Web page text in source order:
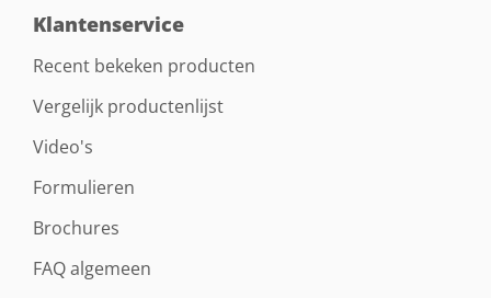
Klantenservice
Recent bekeken producten
Vergelijk productenlijst
Video's
Formulieren
Brochures
FAQ algemeen